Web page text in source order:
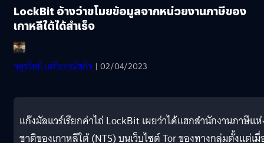
LockBit อ้างว่าขโมยข้อมูลจากหน่วยงานภาษีของ
เกาหลีใต้ได้สำเร็จ
จตุรวิทย์ เครือวาณิชกิจ | 02/04/2023
แก๊งมัลแวร์เรียกค่าไถ่ LockBit เผยว่าได้แฮกสำนักงานภาษีแ
ชาติของเกาหลีใต้ (NTS) บนเว็บไซต์ Tor ของทางกลุ่มตั้งแต่เ